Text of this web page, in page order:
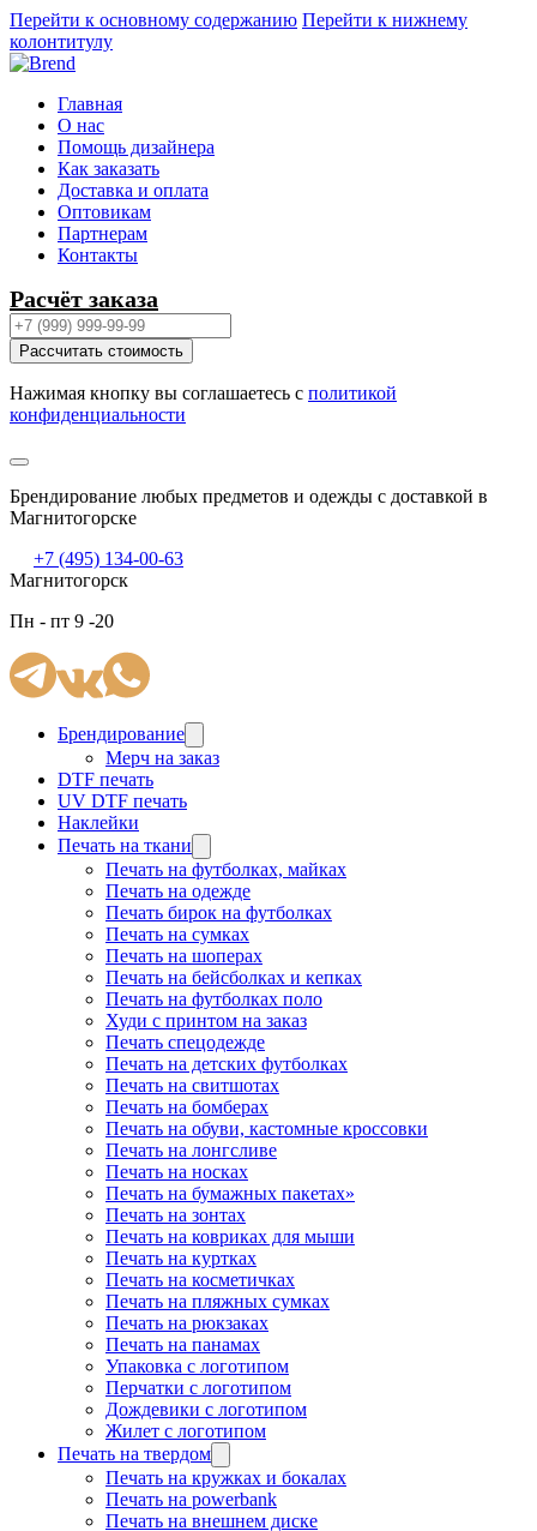
Перейти к основному содержанию Перейти к нижнему
колонтитулу
Главная
О нас
Помощь дизайнера
Как заказать
Доставка и оплата
Оптовикам
Партнерам
Контакты
Расчёт заказа
Рассчитать стоимость
Нажимая кнопку вы соглашаетесь с политикой
конфиденциальности
Брендирование любых предметов и одежды с доставкой в
Магнитогорске
+7 (495) 134-00-63
Магнитогорск
Пн - пт 9 -20
Брендирование
Мерч на заказ
DTF печать
UV DTF печать
Наклейки
Печать на ткани
Печать на футболках, майках
Печать на одежде
Печать бирок на футболках
Печать на сумках
Печать на шоперах
Печать на бейсболках и кепках
Печать на футболках поло
Худи с принтом на заказ
Печать спецодежде
Печать на детских футболках
Печать на свитшотах
Печать на бомберах
Печать на обуви, кастомные кроссовки
Печать на лонгсливе
Печать на носках
Печать на бумажных пакетах»
Печать на зонтах
Печать на ковриках для мыши
Печать на куртках
Печать на косметичках
Печать на пляжных сумках
Печать на рюкзаках
Печать на панамах
Упаковка с логотипом
Перчатки с логотипом
Дождевики с логотипом
Жилет с логотипом
Печать на твердом
Печать на кружках и бокалах
Печать на powerbank
Печать на внешнем диске